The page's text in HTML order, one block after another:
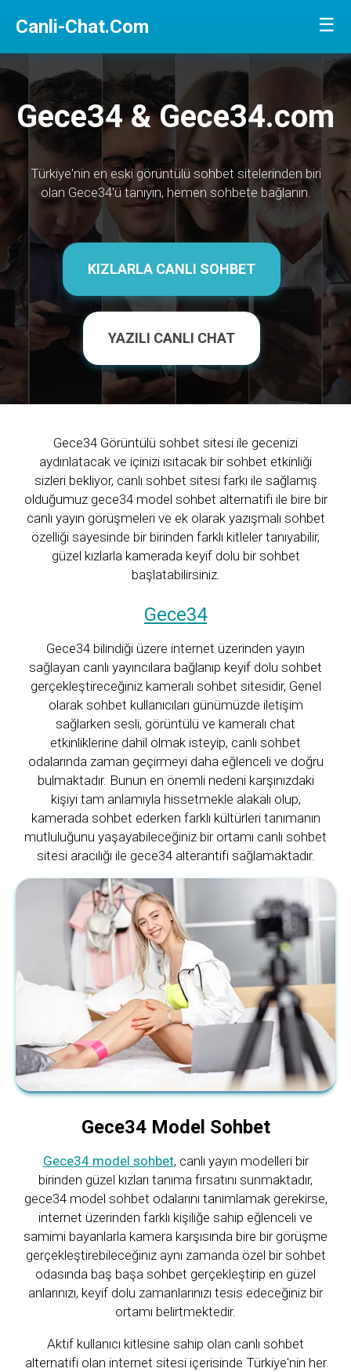
Canli-Chat.Com ☰
Gece34 & Gece34.com
Türkiye'nin en eski görüntülü sohbet sitelerinden biri
olan Gece34'ü tanıyın, hemen sohbete bağlanın.
KIZLARLA CANLI SOHBET
YAZILI CANLI CHAT
Gece34 Görüntülü sohbet sitesi ile gecenizi
aydınlatacak ve içinizi ısıtacak bir sohbet etkinliği
sizleri bekliyor, canlı sohbet sitesi farkı ile sağlamış
olduğumuz gece34 model sohbet alternatifi ile bire bir
canlı yayın görüşmeleri ve ek olarak yazışmalı sohbet
özelliği sayesinde bir birinden farklı kitleler tanıyabilir,
güzel kızlarla kamerada keyif dolu bir sohbet
başlatabilirsiniz.
Gece34
Gece34 bilindiği üzere internet üzerinden yayın
sağlayan canlı yayıncılara bağlanıp keyif dolu sohbet
gerçekleştireceğiniz kameralı sohbet sitesidir, Genel
olarak sohbet kullanıcıları günümüzde iletişim
sağlarken sesli, görüntülü ve kameralı chat
etkinliklerine dahil olmak isteyip, canlı sohbet
odalarında zaman geçirmeyi daha eğlenceli ve doğru
bulmaktadır. Bunun en önemli nedeni karşınızdaki
kişiyi tam anlamıyla hissetmekle alakalı olup,
kamerada sohbet ederken farklı kültürleri tanımanın
mutluluğunu yaşayabileceğiniz bir ortamı canlı sohbet
sitesi aracılığı ile gece34 alterantifi sağlamaktadır.
Gece34 Model Sohbet
Gece34 model sohbet, canlı yayın modelleri bir
birinden güzel kızları tanıma fırsatını sunmaktadır,
gece34 model sohbet odalarını tanımlamak gerekirse,
internet üzerinden farklı kişiliğe sahip eğlenceli ve
samimi bayanlarla kamera karşısında bire bir görüşme
gerçekleştirebileceğiniz aynı zamanda özel bir sohbet
odasında baş başa sohbet gerçekleştirip en güzel
anlarınızı, keyif dolu zamanlarınızı tesis edeceğiniz bir
ortamı belirtmektedir.
Aktif kullanıcı kitlesine sahip olan canlı sohbet
alternatifi olan internet sitesi içerisinde Türkiye'nin her